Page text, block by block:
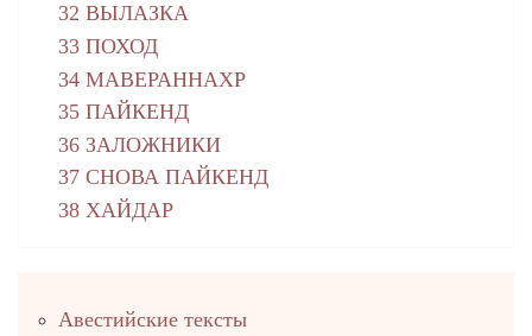
32 ВЫЛАЗКА
33 ПОХОД
34 МАВЕРАННАХР
35 ПАЙКЕНД
36 ЗАЛОЖНИКИ
37 СНОВА ПАЙКЕНД
38 ХАЙДАР
столбец
Авестийские тексты